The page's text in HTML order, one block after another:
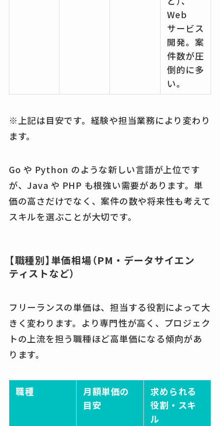
Web
サービス
開発。案
件数が圧
倒的に多
い。
※上記は目安です。経験や担当業務により変わり
ます。
Go や Python のような新しい言語が上位です
が、Java や PHP も根強い需要があります。単
価の高さだけでなく、案件の数や将来性も考えて
スキルを選ぶことが大切です。
【職種別】単価相場（PM・データサイエン
ティストなど）
フリーランスの単価は、担当する役割によって大
きく変わります。より専門性が高く、プロジェク
トの上流を担う職種ほど高単価になる傾向があ
ります。
職種
月額単価の
目安
求められる
役割・スキ
ル